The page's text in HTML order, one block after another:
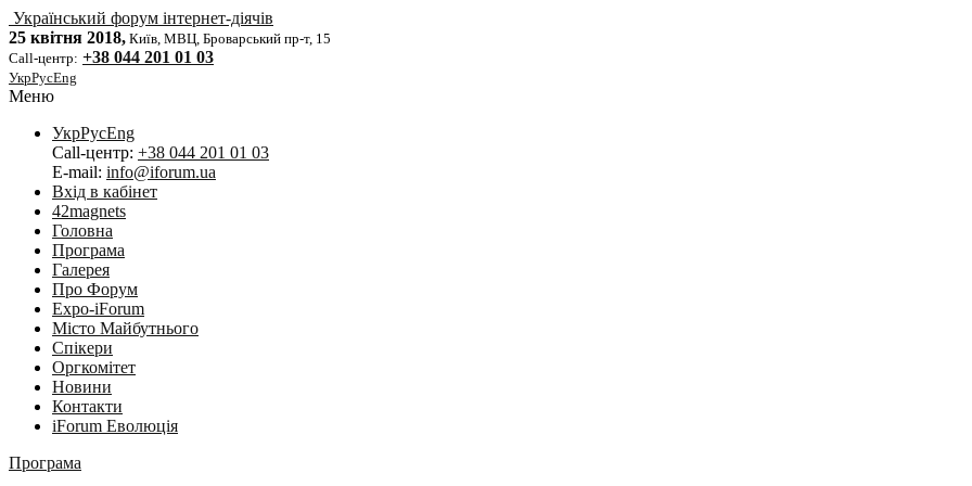
Український форум інтернет-діячів
25 квітня 2018, Київ, МВЦ, Броварський пр-т, 15
Call-центр: +38 044 201 01 03
УкрРусEng
Меню
УкрРусEng
Call-центр: +38 044 201 01 03
E-mail: info@iforum.ua
Вхід в кабінет
42magnets
Головна
Програма
Галерея
Про Форум
Expo-iForum
Місто Майбутнього
Спікери
Оргкомітет
Новини
Контакти
iForum Еволюція
Програма